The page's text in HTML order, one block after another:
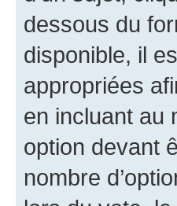
dessous du
disponible, il
appropriées
en incluant au
option devant
nombre